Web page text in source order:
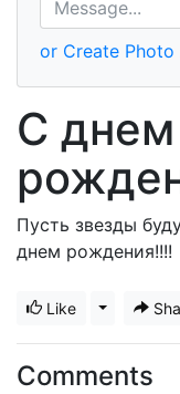
or Create Photo
C днем
Пусть звезды
днем рождения!!!!
Like Toggle
Comments